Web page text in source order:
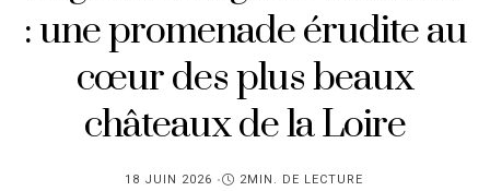
: une promenade érudite au
cœur des plus beaux
châteaux de la Loire
PUBLIÉ
18 JUIN 2026 2MIN. DE LECTURE